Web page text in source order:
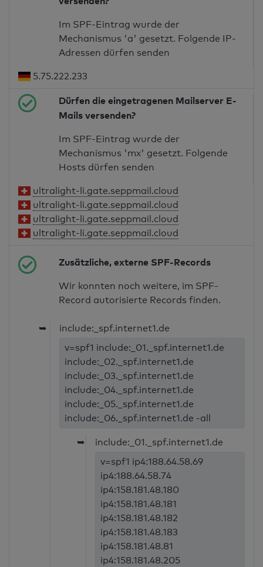
Im SPF-Eintrag wurde der
Mechanismus 'a' gesetzt. Folgende IP-
Adressen dürfen senden
5.75.222.233
Dürfen die eingetragenen Mailserver E-
Mails versenden?
Im SPF-Eintrag wurde der
Mechanismus 'mx' gesetzt. Folgende
Hosts dürfen senden
ultralight-li.gate.seppmail.cloud
ultralight-li.gate.seppmail.cloud
ultralight-li.gate.seppmail.cloud
ultralight-li.gate.seppmail.cloud
Zusätzliche, externe SPF-Records
Wir konnten noch weitere, im SPF-
Record autorisierte Records finden.
➥
include:_spf.internet1.de
v=spf1 include:_01._spf.internet1.de
include:_02._spf.internet1.de
include:_03._spf.internet1.de
include:_04._spf.internet1.de
include:_05._spf.internet1.de
include:_06._spf.internet1.de -all
➥
include:_01._spf.internet1.de
v=spf1 ip4:188.64.58.69
ip4:188.64.58.74
ip4:158.181.48.180
ip4:158.181.48.181
ip4:158.181.48.182
ip4:158.181.48.183
ip4:158.181.48.81
ip4:158.181.48.205